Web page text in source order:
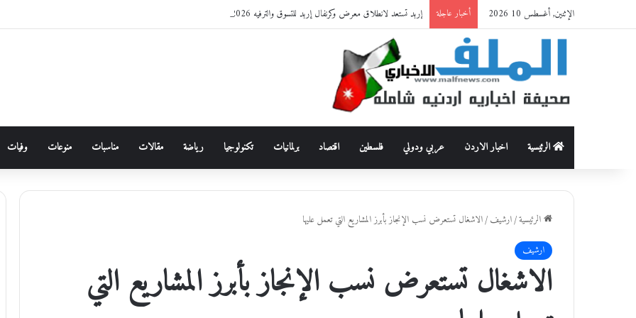
الإثنين, أغسطس 10 2026 أخبار عاجلة إربد تستعد لانطلاق معرض وكرنفال إربد للتسوق والترفيه 2026
الرئيسية اخبار الاردن عربي ودولي فلسطين اقتصاد برلمانيات تكنولوجيا رياضة مقالات مناسبات منوعات وفيات
الرئيسية/ارشيف/الاشغال تستعرض نسب الإنجاز بأبرز المشاريع التي تعمل عليها
ارشيف
الاشغال تستعرض نسب الإنجاز بأبرز المشاريع التي